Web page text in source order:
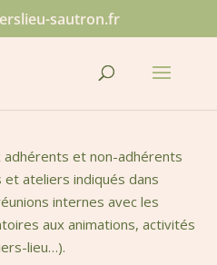
sautron.fr
adhérents et non-adhérents
ateliers indiqués dans
internes avec les
aux animations, activités
lieu…).